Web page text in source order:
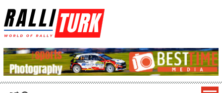
RalliTurk